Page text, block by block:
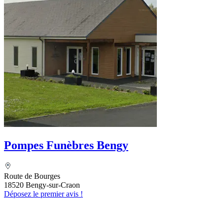
Pompes Funèbres Bengy
Route de Bourges
18520 Bengy-sur-Craon
Déposez le premier avis !